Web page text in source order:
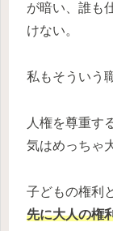
が暗い、誰も
けない。
私もそういう
人権を尊重す
気はめっちゃ
子どもの権利
先に大人の権